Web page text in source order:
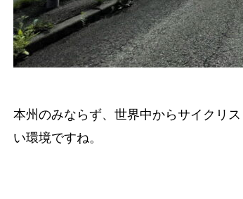
本州のみならず、世界中からサイクリ
い環境ですね。